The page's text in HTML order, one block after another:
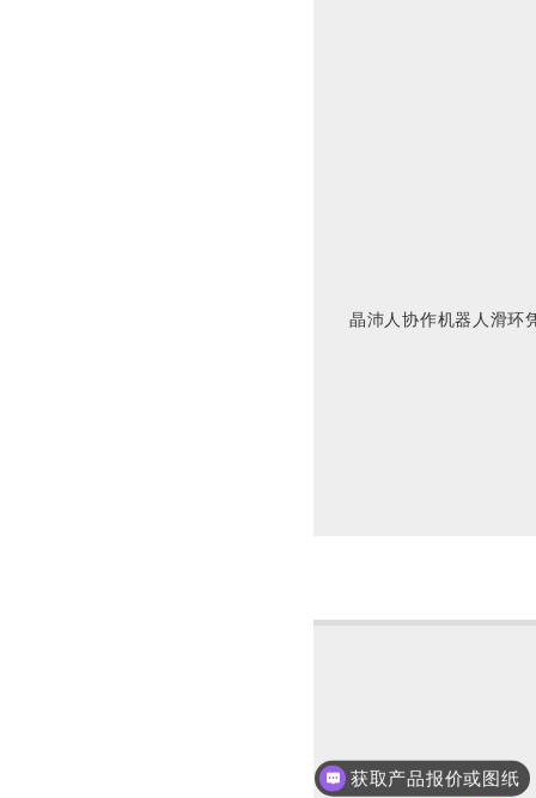
晶沛人协作机器人滑环
获取产品报价或图纸